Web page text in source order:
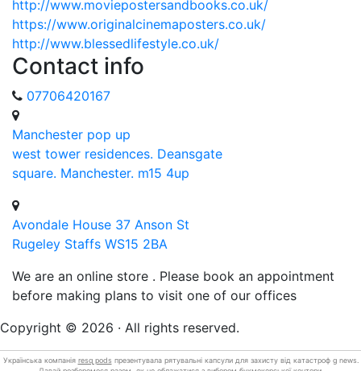
http://www.moviepostersandbooks.co.uk/
https://www.originalcinemaposters.co.uk/
http://www.blessedlifestyle.co.uk/
Contact info
07706420167
Manchester pop up
west tower residences. Deansgate
square. Manchester. m15 4up
Avondale House 37 Anson St
Rugeley Staffs WS15 2BA
We are an online store . Please book an appointment
before making plans to visit one of our offices
Copyright © 2026 · All rights reserved.
Українська компанія resq pods презентувала рятувальні капсули для захисту від катастроф g news.